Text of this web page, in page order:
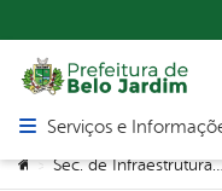
Abrir menu principal
Serviços e
Você está aqui:
> Sec. de